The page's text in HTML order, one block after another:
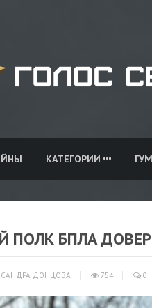
КАТЕГОРИИ
ПОЛК БПЛА
ДОНЦОВА 754 0